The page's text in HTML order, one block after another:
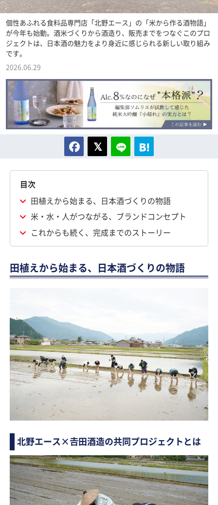
個性あふれる食料品専門店「北野エース」の「米から作る酒物語」
が今年も始動。酒米づくりから酒造り、販売までをつなぐこのプロ
ジェクトは、日本酒の魅力をより身近に感じられる新しい取り組み
です。
2026.06.29
目次
田植えから始まる、日本酒づくりの物語
米・水・人がつながる、ブランドコンセプト
これからも続く、完成までのストーリー
田植えから始まる、日本酒づくりの物語
北野エース×𠮷田酒造の共同プロジェクトとは